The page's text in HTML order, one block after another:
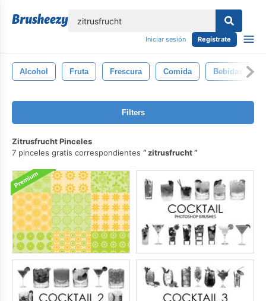
Iniciar sesión Regístrate
Alcohol Fruta Frescura Comida Bebidas
Filters
Zitrusfrucht Pinceles
7 pinceles gratis correspondientes
zitrusfrucht